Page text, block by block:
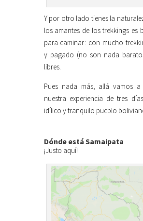
Y por otro lado tienes la
los amantes de los trekkings es
para caminar: con mucho
y pagado (no son nada
libres.
Pues nada más, allá vamos a
nuestra experiencia de tres
idílico y tranquilo pueblo
Dónde está Samaipata
¡Justo aquí!